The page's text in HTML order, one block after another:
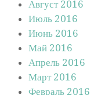
Август 2016
Июль 2016
Июнь 2016
Май 2016
Апрель 2016
Март 2016
Февраль 2016